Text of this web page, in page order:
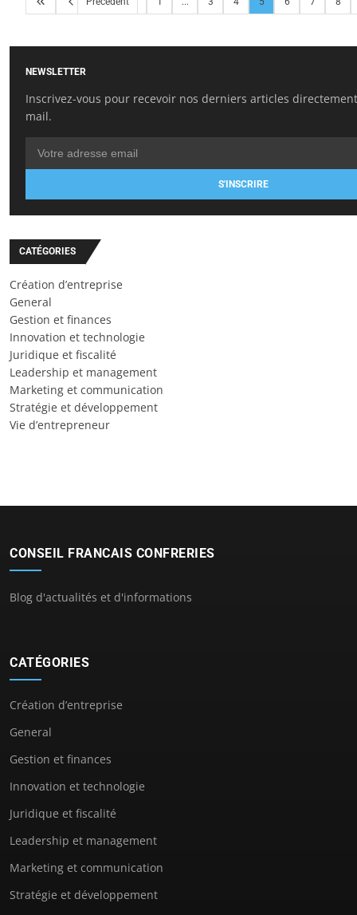
NEWSLETTER
Inscrivez-vous pour recevoir nos derniers articles
mail.
S'INSCRIRE
CATÉGORIES
Création d’entreprise
General
Gestion et finances
Innovation et technologie
Juridique et fiscalité
Leadership et management
Marketing et communication
Stratégie et développement
Vie d’entrepreneur
CONSEIL FRANCAIS CONFRERIES
Blog d'actualités et d'informations
CATÉGORIES
Création d’entreprise
General
Gestion et finances
Innovation et technologie
Juridique et fiscalité
Leadership et management
Marketing et communication
Stratégie et développement